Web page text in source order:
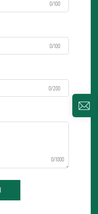
0/100
0/100
0/200
0/1000